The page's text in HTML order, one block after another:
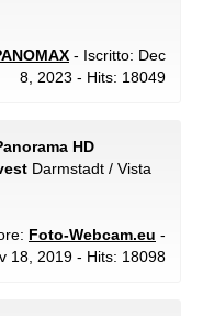
- Iscritto: Dec
8, 2023 - Hits: 18049
HD
Darmstadt / Vista
Foto-Webcam.eu -
18, 2019 - Hits: 18098